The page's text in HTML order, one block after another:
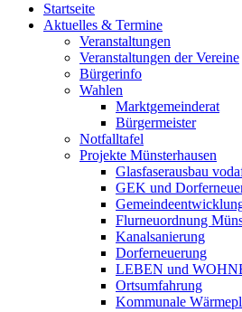
Startseite
Aktuelles & Termine
Veranstaltungen
Veranstaltungen der Vereine
Bürgerinfo
Wahlen
Marktgemeinderat
Bürgermeister
Notfalltafel
Projekte Münsterhausen
Glasfaserausbau
GEK und
Flurneuordnung
Kanalsanierung
Dorferneuerung
LEBEN und
Ortsumfahrung
Kommunale